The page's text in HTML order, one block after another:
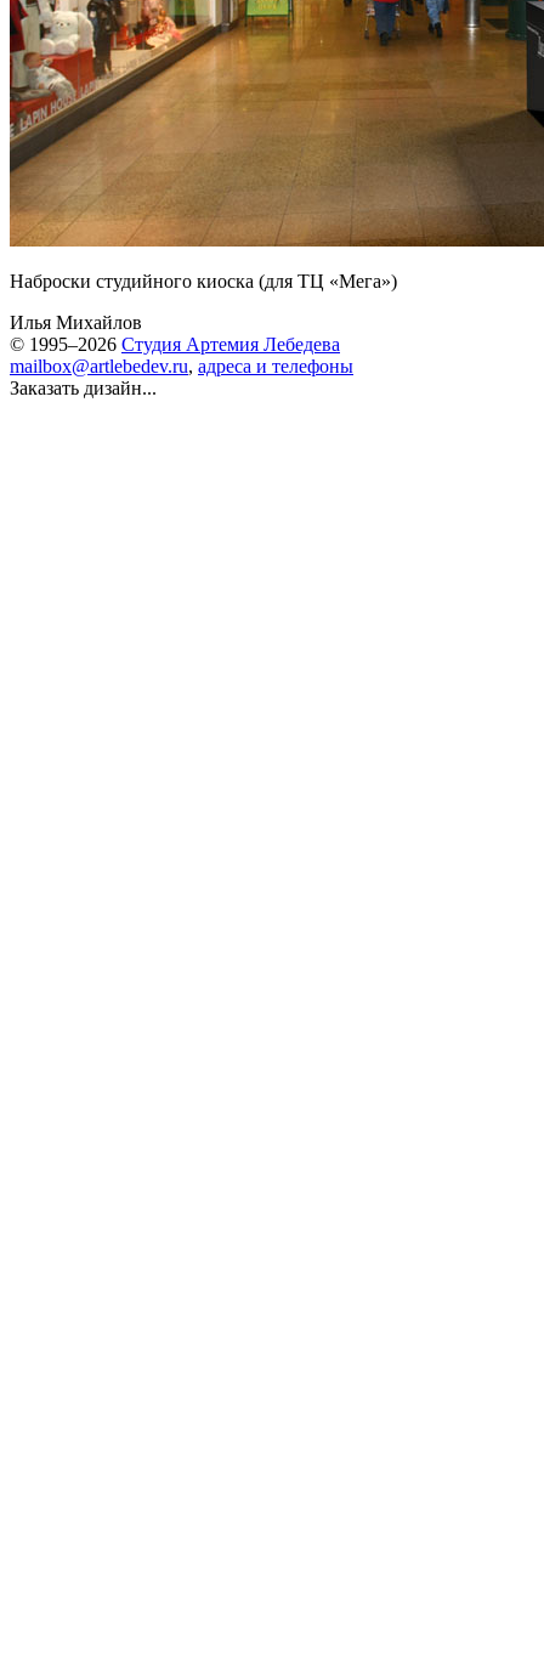
Наброски студийного киоска (для ТЦ «Мега»)
Илья Михайлов
© 1995–2026 Студия Артемия Лебедева
mailbox@artlebedev.ru, адреса и телефоны
Заказать дизайн...